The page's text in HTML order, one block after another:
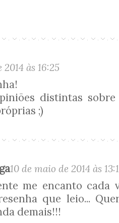
às 16:25
distintas
;)
10 de maio de 2014 às
me encanto cada
que leio...
demais!!!